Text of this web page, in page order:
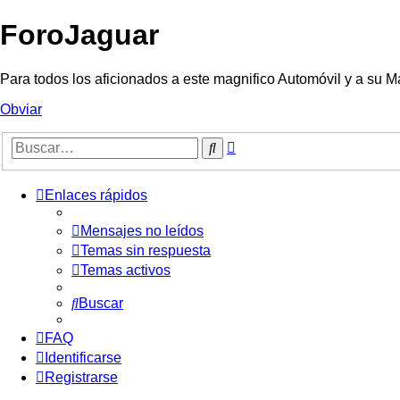
ForoJaguar
Para todos los aficionados a este magnifico Automóvil y a su
Obviar
Buscar
Enlaces rápidos
Mensajes no leídos
Temas sin respuesta
Temas activos
Buscar
FAQ
Identificarse
Registrarse